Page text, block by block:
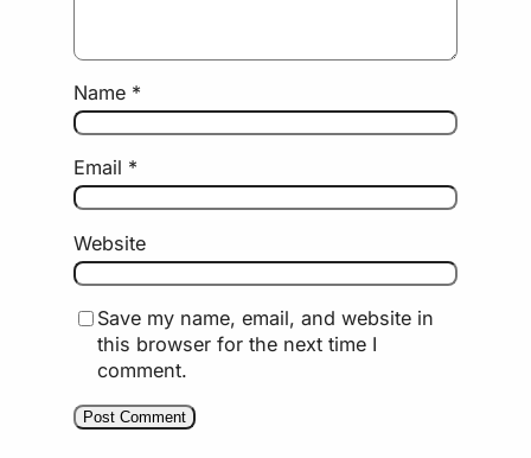
Name *
Email *
Website
Save my name, email, and website in
this browser for the next time I
comment.